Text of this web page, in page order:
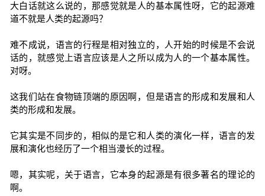
大白话就这么说的，那感觉就是人的基本属性呀，它的起源难
道不就是人类的起源吗？
难不成说，语言的行程是相对独立的，人开始的时候是不会说
话的，就感觉上语言应该是人之所以成为人的一个基本属性。
对呀。
这我们站在食物链顶端的原因啊，但是语言的形成和发展和人
类的形成和发展。
它其实是不同步的，相似的是它和人类的演化一样，语言的发
展和演化也经历了一个相当漫长的过程。
嗯，其实呢，关于语言，它本身的起源是有很多著名的理论的
啊。